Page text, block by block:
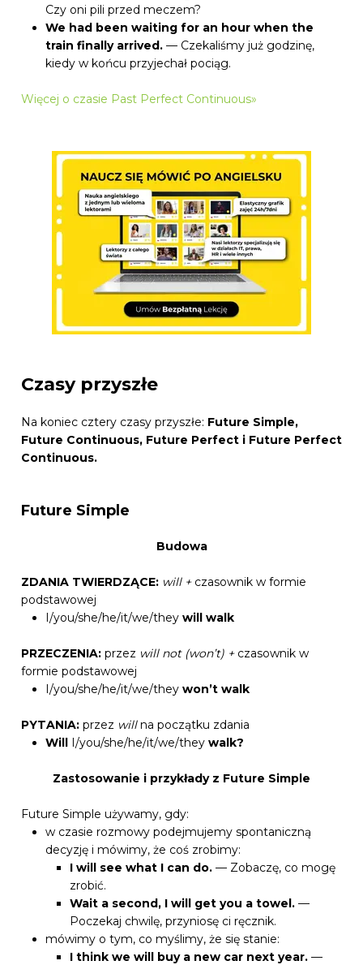
Czasy przyszłe
Na koniec cztery czasy przyszłe: Future Simple,
Future Continuous, Future Perfect i Future Perfect
Continuous.
Future Simple
Budowa
ZDANIA TWIERDZĄCE: will + czasownik w formie
podstawowej
I/you/she/he/it/we/they will walk
PRZECZENIA: przez will not (won’t) + czasownik w
formie podstawowej
I/you/she/he/it/we/they won’t walk
PYTANIA: przez willna początku zdania
Will I/you/she/he/it/we/they walk?
Zastosowanie i przykłady z Future Simple
Future Simple używamy, gdy:
w czasie rozmowy podejmujemy spontaniczną
decyzję i mówimy, że coś zrobimy:
I will see what I can do. — Zobaczę, co mogę
zrobić.
Wait a second, I will get you a towel. —
Poczekaj chwilę, przyniosę ci ręcznik.
mówimy o tym, co myślimy, że się stanie:
I think we will buy a new car next year. —
Czy oni pili przed meczem?
We had been waiting for an hour when the
train finally arrived. — Czekaliśmy już godzinę,
kiedy w końcu przyjechał pociąg.
Więcej o czasie Past Perfect Continuous»